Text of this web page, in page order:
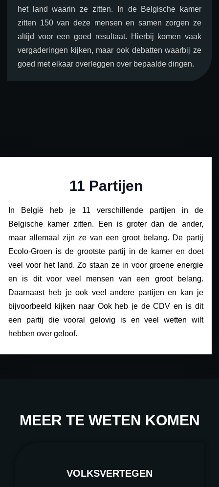
het land waarin ze zitten. In de Belgische kamer
zitten 150 van deze mensen en samen zorgen ze
altijd voor een goed resultaat. Hierbij komen vaak
vergaderingen kijken, maar ook debatten waarbij ze
goed met elkaar overleggen over bepaalde dingen.
11 Partijen
In België heb je 11 verschillende partijen in de
Belgische kamer zitten. Een is groter dan de ander,
maar allemaal zijn ze van een groot belang. De partij
Ecolo-Groen is de grootste partij in de kamer en doet
veel voor het land. Zo staan ze in voor groene energie
en is dit voor veel mensen van een groot belang.
Daarnaast heb je ook veel andere partijen en kan je
bijvoorbeeld kijken naar Ook heb je de CDV en is dit
een partij die vooral gelovig is en veel wetten wilt
hebben over geloof.
MEER TE WETEN KOMEN
VOLKSVERTEGEN